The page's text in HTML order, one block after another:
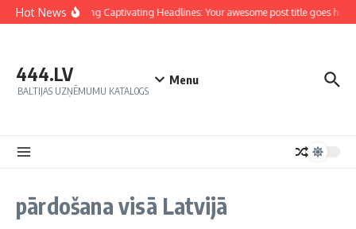
Hot NewsCrafting Captivating Headlines: Your awesome post title goes here
444.LV
BALTIJAS UZŅĒMUMU KATALOGS
Menu
pārdošana visā Latvijā